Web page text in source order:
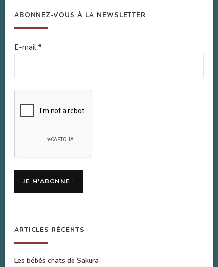
ABONNEZ-VOUS À LA NEWSLETTER
E-mail*
ARTICLES RÉCENTS
Les bébés chats de Sakura